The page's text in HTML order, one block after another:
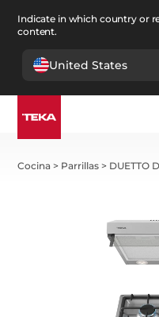
Indicate in which country or
content.
United States
Cocina > Parrillas > DUETTO